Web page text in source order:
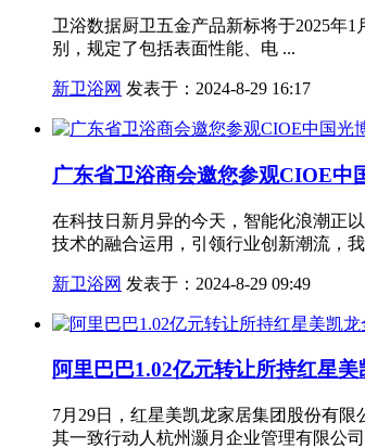
卫浴数据厨卫五金产品新标将于2025年
别，规定了包括表面性能、电 ...
新卫浴网 发表于：2024-8-29 16:17
广东省卫浴商会邀您参观CIOE中
在科技日新月异的今天，智能化浪潮正
技术的融合运用，引领行业创新潮流，
新卫浴网 发表于：2024-8-29 09:49
阿里巴巴1.02亿元转让所持红星
7月29日，红星美凯龙家居集团股份有
其一致行动人杭州灏月企业管理有限公